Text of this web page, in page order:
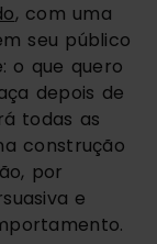
, com uma
seu público
o que quero
depois de
todas as
construção
por
e